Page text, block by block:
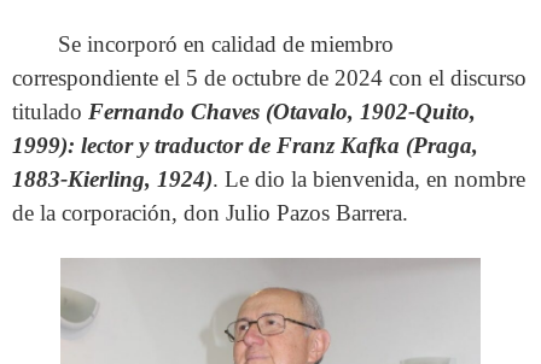
Se incorporó en calidad de miembro
correspondiente el 5 de octubre de 2024 con el discurso
titulado Fernando Chaves (Otavalo, 1902-Quito,
1999): lector y traductor de Franz Kafka (Praga,
1883-Kierling, 1924). Le dio la bienvenida, en nombre
de la corporación, don Julio Pazos Barrera.